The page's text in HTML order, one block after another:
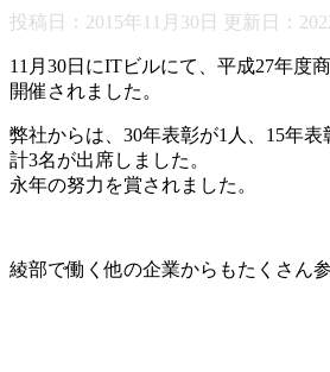
投稿日：2015年11月30日 更新日：
11月30日にITビルにて、平成27年度
開催されました。
弊社からは、30年表彰が1人、15年
計3名が出席しました。
永年の努力を賞されました。
綾部で働く他の企業からもたくさん